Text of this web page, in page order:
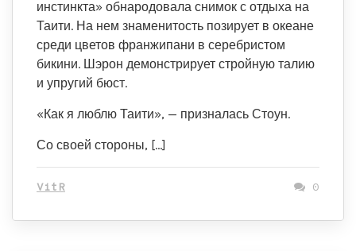
инстинкта» обнародовала снимок с отдыха на
Таити. На нем знаменитость позирует в океане
среди цветов франжипани в серебристом
бикини. Шэрон демонстрирует стройную талию
и упругий бюст.
«Как я люблю Таити», — призналась Стоун.
Со своей стороны, […]
VitR 0